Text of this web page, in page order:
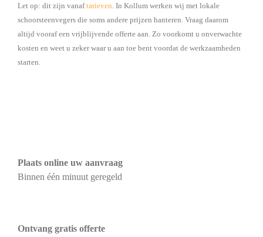
Let op: dit zijn vanaftarieven. In Kollum werken wij met lokale
schoorsteenvegers die soms andere prijzen hanteren. Vraag daarom
altijd vooraf een vrijblijvende offerte aan. Zo voorkomt u onverwachte
kosten en weet u zeker waar u aan toe bent voordat de werkzaamheden
starten.
Plaats online uw aanvraag
Binnen één minuut geregeld
Ontvang gratis offerte